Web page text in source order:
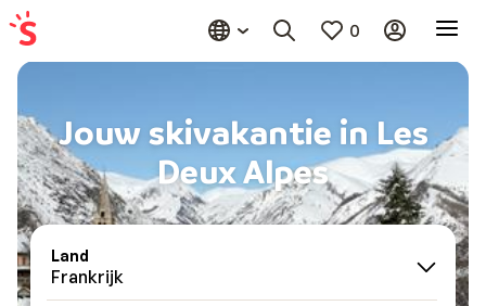
0
Jouw skivakantie in Les
Deux Alpes
Land
Frankrijk